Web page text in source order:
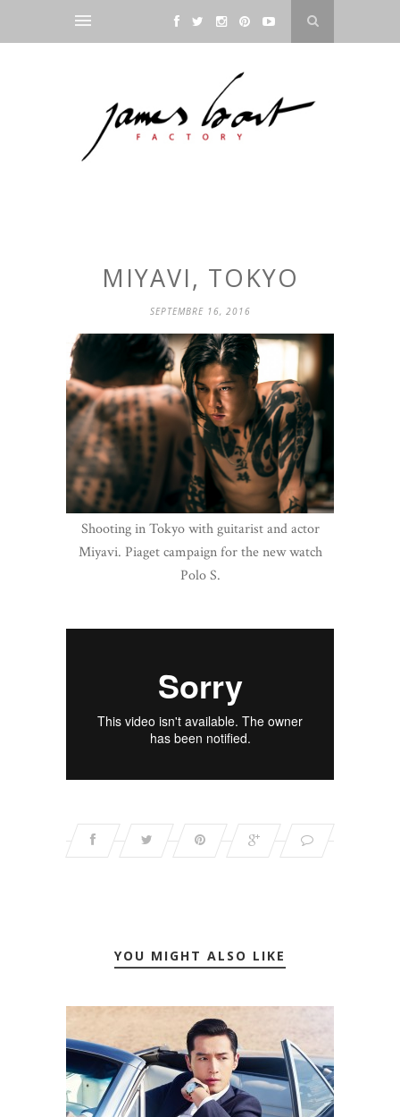
MIYAVI, TOKYO
SEPTEMBRE 16, 2016
Shooting in Tokyo with guitarist and actor
Miyavi. Piaget campaign for the new watch
Polo S.
YOU MIGHT ALSO LIKE